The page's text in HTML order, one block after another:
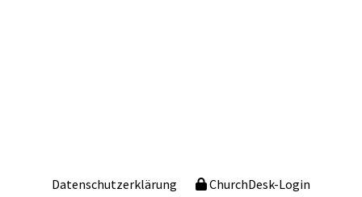
Datenschutzerklärung ChurchDesk-Login